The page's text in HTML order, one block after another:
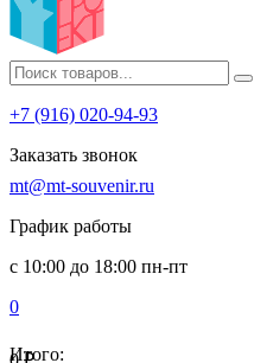
+7 (916) 020-94-93
Заказать звонок
mt@mt-souvenir.ru
График работы
с 10:00 до 18:00 пн-пт
0
Итого: